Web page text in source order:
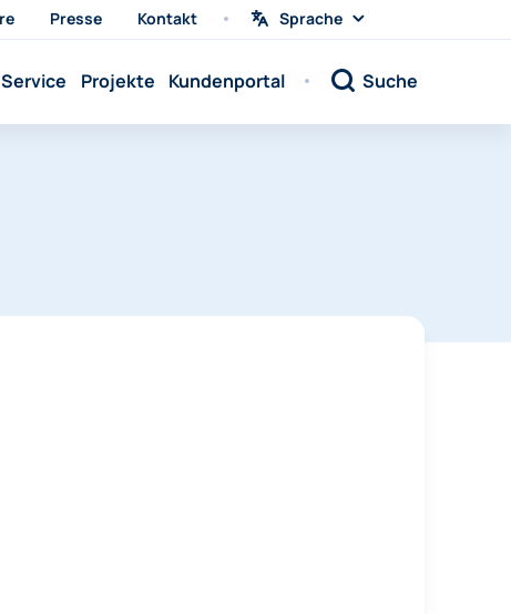
Presse Kontakt
Sprache
Sprache
Sprache:
Service Projekte Kundenportal Suche